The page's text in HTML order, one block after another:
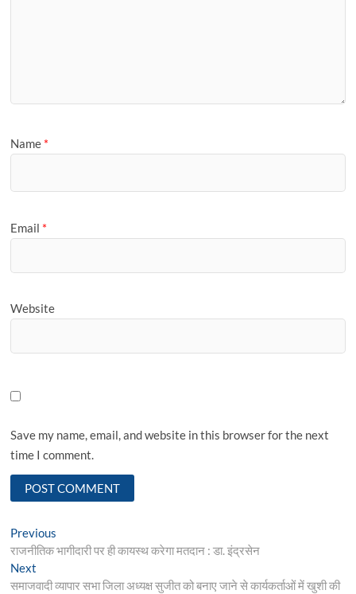
Name *
Email *
Website
Save my name, email, and website in this browser for the next
time I comment.
Post
navigation
Previous
post:
राजनीतिक भागीदारी पर ही कायस्थ करेगा मतदान : डा. इंद्रसेन
Next
post:
समाजवादी व्यापार सभा जिला अध्यक्ष सुजीत को बनाए जाने से कार्यकर्ताओं में खुशी की